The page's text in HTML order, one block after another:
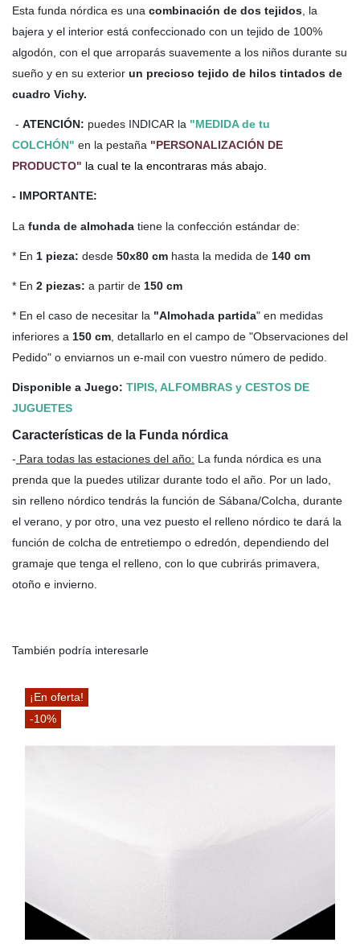
Esta funda nórdica es una combinación de dos tejidos , la
bajera y el interior está confeccionado con un tejido de 100%
algodón, con el que arroparás suavemente a los niños durante su
sueño y en su exterior un precioso tejido de hilos tintados de
cuadro Vichy.
- ATENCIÓN: puedes INDICAR la "MEDIDA de tu
COLCHÓN" en la pestaña "PERSONALIZACIÓN DE
PRODUCTO" la cual te la encontraras más abajo.
- IMPORTANTE:
La funda de almohada tiene la confección estándar de:
* En 1 pieza: desde 50x80 cm hasta la medida de 140 cm
* En 2 piezas: a partir de 150 cm
* En el caso de necesitar la "Almohada partida" en medidas
inferiores a 150 cm , detallarlo en el campo de "Observaciones del
Pedido" o enviarnos un e-mail con vuestro número de pedido.
Disponible a Juego: TIPIS, ALFOMBRAS y CESTOS DE
JUGUETES
Características de la Funda nórdica
- Para todas las estaciones del año: La funda nórdica es una
prenda que la puedes utilizar durante todo el año. Por un lado,
sin relleno nórdico tendrás la función de Sábana/Colcha, durante
el verano, y por otro, una vez puesto el relleno nórdico te dará la
función de colcha de entretiempo o edredón, dependiendo del
gramaje que tenga el relleno, con lo que cubrirás primavera,
otoño e invierno.
También podría interesarle
¡En oferta!
-10%